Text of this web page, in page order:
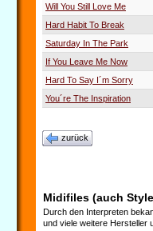
Will You Still Love Me
Hard Habit To Break
Saturday In The Park
If You Leave Me Now
Hard To Say I´m Sorry
You´re The Inspiration
zurück
Midifiles (auch
Durch den Interpreten
und viele weitere Hersteller